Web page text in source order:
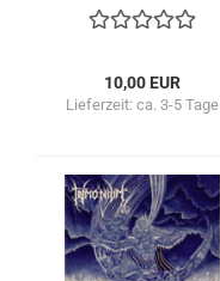
10,00 EUR
Lieferzeit: ca. 3-5 Tage